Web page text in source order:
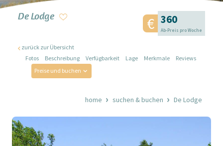
De Lodge 360
Ab-Preis pro Woche
zurück zur Übersicht
Fotos
Beschreibung Verfügbarkeit Lage Merkmale
Reviews
Preise und buchen
home suchen & buchen De Lodge